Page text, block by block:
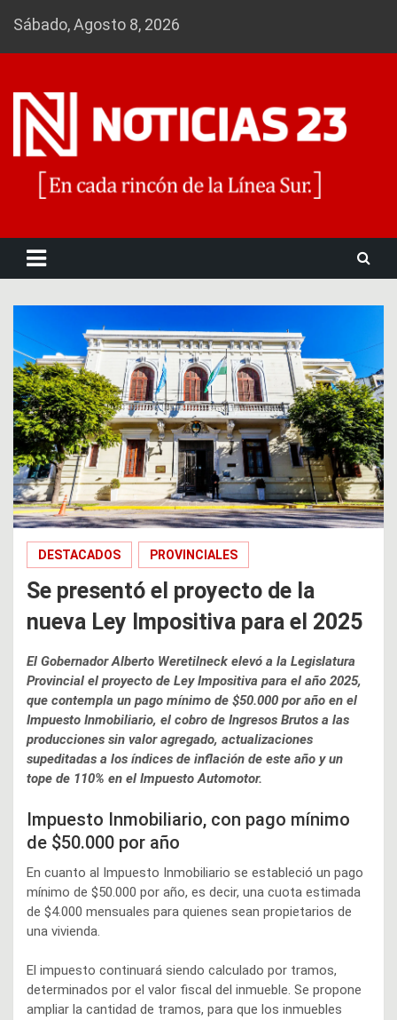
Sábado, Agosto 8, 2026
DESTACADOS PROVINCIALES
Se presentó el proyecto de la
nueva Ley Impositiva para el 2025
El Gobernador Alberto Weretilneck elevó a la Legislatura
Provincial el proyecto de Ley Impositiva para el año 2025,
que contempla un pago mínimo de $50.000 por año en el
Impuesto Inmobiliario, el cobro de Ingresos Brutos a las
producciones sin valor agregado, actualizaciones
supeditadas a los índices de inflación de este año y un
tope de 110% en el Impuesto Automotor.
Impuesto Inmobiliario, con pago mínimo
de $50.000 por año
En cuanto al Impuesto Inmobiliario se estableció un pago
mínimo de $50.000 por año, es decir, una cuota estimada
de $4.000 mensuales para quienes sean propietarios de
una vivienda.
El impuesto continuará siendo calculado por tramos,
determinados por el valor fiscal del inmueble. Se propone
ampliar la cantidad de tramos, para que los inmuebles